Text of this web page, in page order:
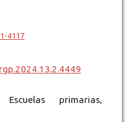
4117
Escuelas primarias,